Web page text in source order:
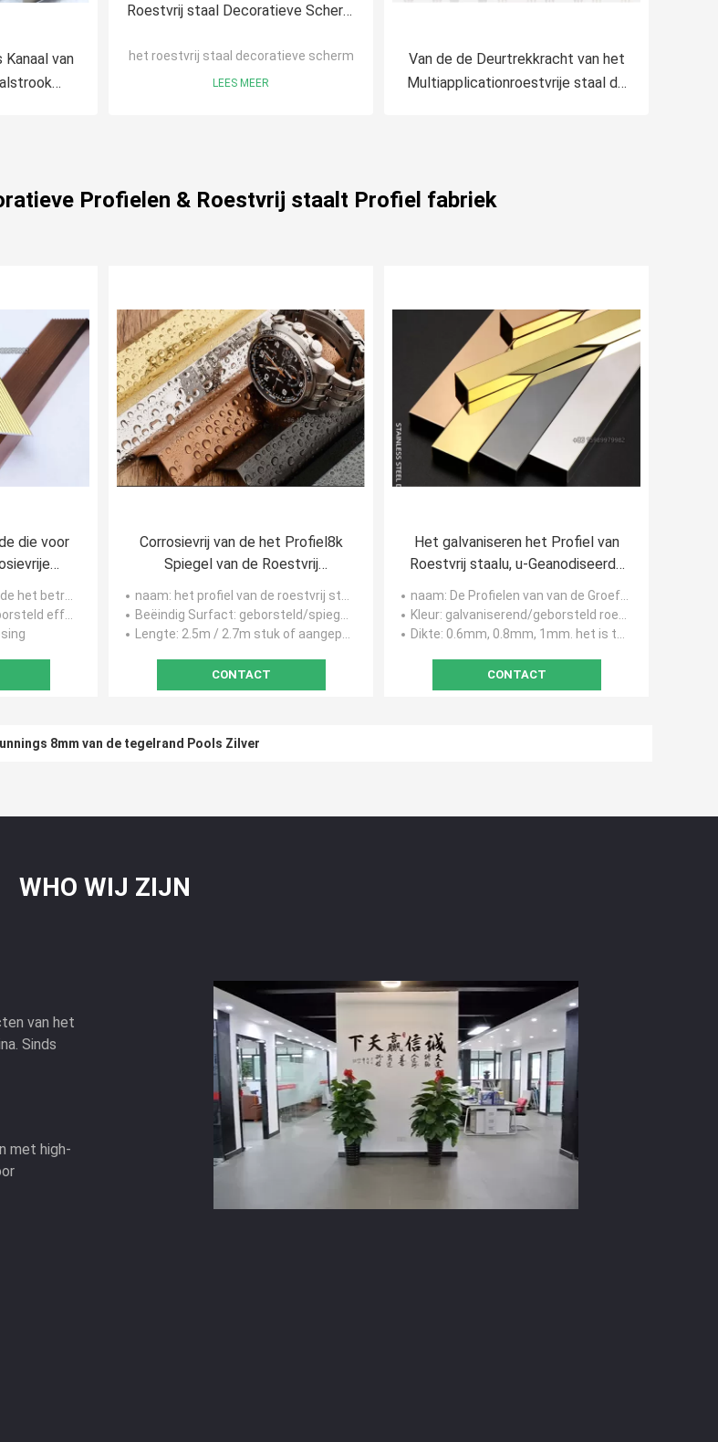
van
Roestvrij staal Decoratieve Scherm
het roestvrij staal decoratieve scherm
LEES MEER
Van de de Deurtrekkracht van het
Multiapplicationroestvrije staal de
Profielen & Roestvrij staalt Profiel fabriek
die voor
besnuffelen
effect
Corrosievrij van de het Profiel8k
Spiegel van de Roestvrij
staalhoek Effect 9ft Lengte
naam: het profiel van de roestvrij staalhoek
Beëindig Surfact: geborsteld/spiegeleffect
Lengte: 2.5m / 2.7m stuk of aangepast
CONTACT
Het galvaniseren het Profiel van
Roestvrij staalu, u-Geanodiseerde
het Materiaal van de
Afgietselversiering SUS316
naam: De Profielen van van de Groefu Patti/U van het roestvrij staalinlegsel
Kleur: galvaniserend/geborsteld roestvrij staal
Dikte: 0.6mm, 0.8mm, 1mm. het is tot uw keus
CONTACT
8mm van de tegelrand Pools Zilver
WHO WIJ ZIJN
van het
Sinds
met high-